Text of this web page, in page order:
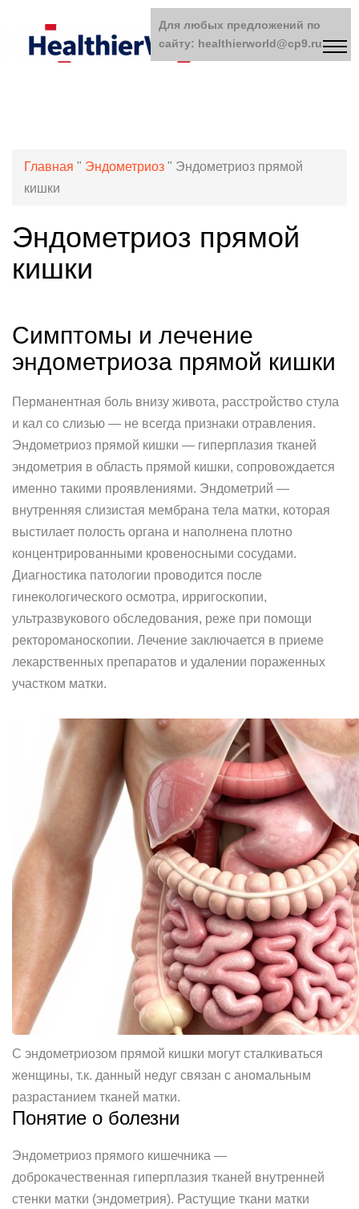
Главная " Эндометриоз " Эндометриоз прямой
кишки
Эндометриоз прямой
кишки
Симптомы и лечение
эндометриоза прямой кишки
Перманентная боль внизу живота, расстройство стула
и кал со слизью — не всегда признаки отравления.
Эндометриоз прямой кишки — гиперплазия тканей
эндометрия в область прямой кишки, сопровождается
именно такими проявлениями. Эндометрий —
внутренняя слизистая мембрана тела матки, которая
выстилает полость органа и наполнена плотно
концентрированными кровеносными сосудами.
Диагностика патологии проводится после
гинекологического осмотра, ирригоскопии,
ультразвукового обследования, реже при помощи
ректороманоскопии. Лечение заключается в приеме
лекарственных препаратов и удалении пораженных
участком матки.
С эндометриозом прямой кишки могут сталкиваться
женщины, т.к. данный недуг связан с аномальным
разрастанием тканей матки.
Понятие о болезни
Эндометриоз прямого кишечника —
доброкачественная гиперплазия тканей внутренней
стенки матки (эндометрия). Растущие ткани матки
Для любых предложений по
сайту: healthierworld@cp9.ru